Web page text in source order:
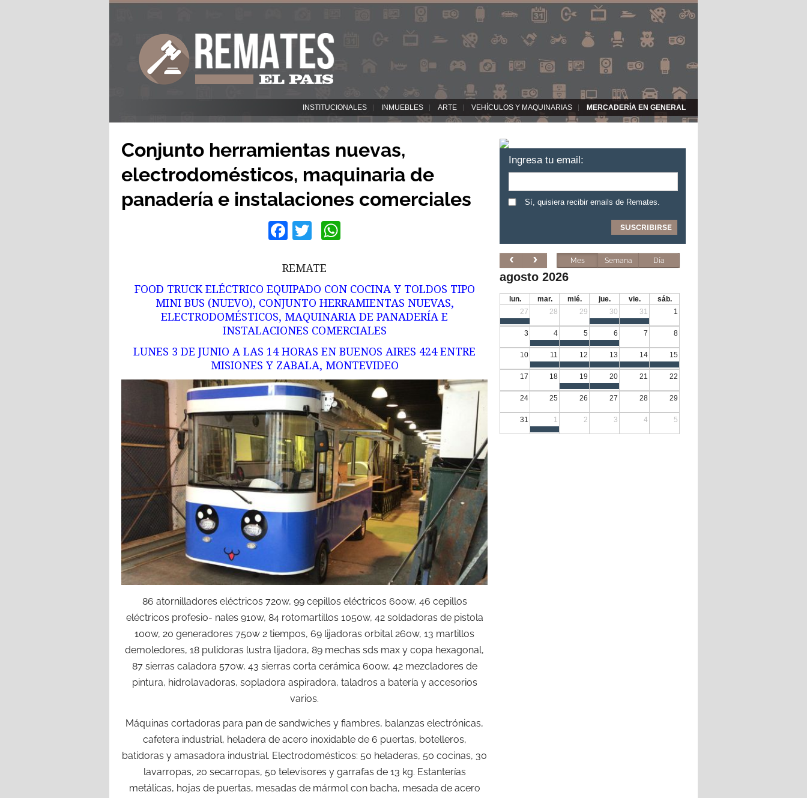
INSTITUCIONALES INMUEBLES ARTE VEHÍCULOS Y MAQUINARIAS MERCADERÍA EN GENERAL
Conjunto herramientas nuevas,
electrodomésticos, maquinaria de
panadería e instalaciones comerciales
Facebook
Twitter
REMATE
FOOD TRUCK ELÉCTRICO EQUIPADO CON COCINA Y TOLDOS TIPO
MINI BUS (NUEVO), CONJUNTO HERRAMIENTAS NUEVAS,
ELECTRODOMÉSTICOS, MAQUINARIA DE PANADERÍA E
INSTALACIONES COMERCIALES
LUNES 3 DE JUNIO A LAS 14 HORAS EN BUENOS AIRES 424 ENTRE
MISIONES Y ZABALA, MONTEVIDEO
86 atornilladores eléctricos 720w, 99 cepillos eléctricos 600w, 46 cepillos
eléctricos profesio- nales 910w, 84 rotomartillos 1050w, 42 soldadoras de pistola
100w, 20 generadores 750w 2 tiempos, 69 lijadoras orbital 260w, 13 martillos
demoledores, 18 pulidoras lustra lijadora, 89 mechas sds max y copa hexagonal,
87 sierras caladora 570w, 43 sierras corta cerámica 600w, 42 mezcladores de
pintura, hidrolavadoras, sopladora aspiradora, taladros a batería y accesorios
varios.
Máquinas cortadoras para pan de sandwiches y fiambres, balanzas electrónicas,
cafetera industrial, heladera de acero inoxidable de 6 puertas, botelleros,
batidoras y amasadora industrial. Electrodomésticos: 50 heladeras, 50 cocinas, 30
lavarropas, 20 secarropas, 50 televisores y garrafas de 13 kg. Estanterías
metálicas, hojas de puertas, mesadas de mármol con bacha, mesada de acero
Ingresa tu email:
Sí, quisiera recibir emails de Remates.
Mes Semana Día
agosto 2026
lun. mar. mié. jue. vie.
sáb.
27
28 29 30 31 1
3 4 5 6 7 8
10 11 12 13 14 15
17 18 19 20 21 22
24 25 26 27 28 29
31 1 2 3 4 5